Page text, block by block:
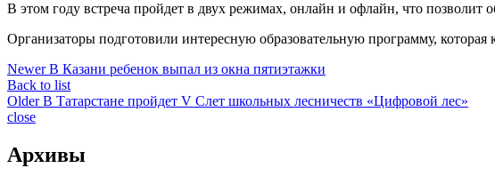
В этом году встреча пройдет в двух режимах, онлайн и офлайн, что позволит
Организаторы подготовили интересную образовательную программу,
Newer В Казани ребенок выпал из окна пятиэтажки
Back to list
Older В Татарстане пройдет V Слет школьных лесничеств «Цифровой лес»
close
Архивы